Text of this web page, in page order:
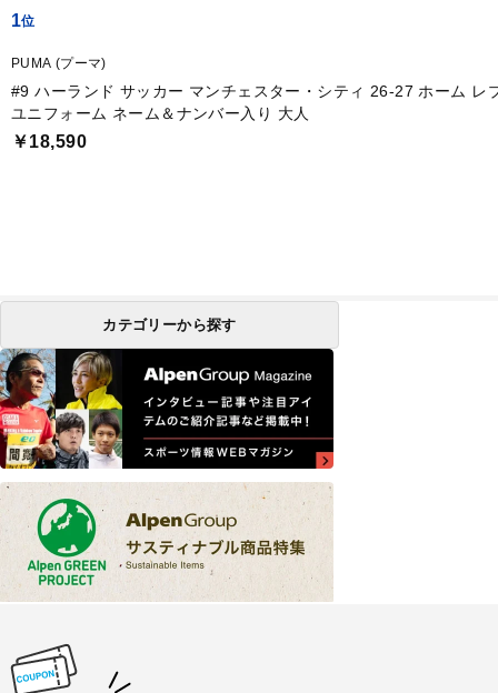
1
PUMA (プーマ)
#9 ハーランド サッカー マンチェスター・シティ 26-27 ホーム レプリカ
ユニフォーム ネーム＆ナンバー入り 大人
￥18,590
カテゴリーから探す